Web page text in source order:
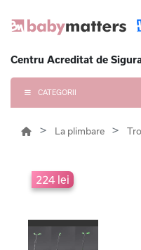
Centru Acreditat de
CATEGORII
La plimbare
224 lei